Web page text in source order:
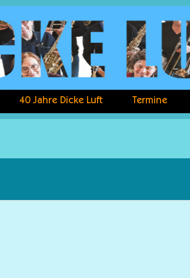
40 Jahre Dicke Luft Termine